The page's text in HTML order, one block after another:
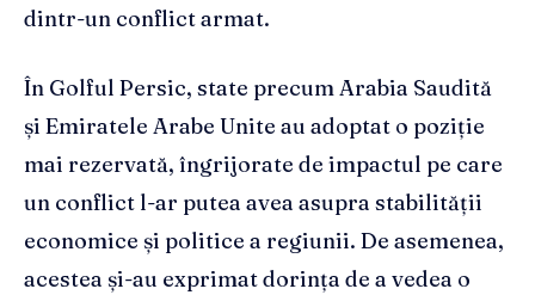
dintr-un conflict armat.
În Golful Persic, state precum Arabia Saudită
și Emiratele Arabe Unite au adoptat o poziție
mai rezervată, îngrijorate de impactul pe care
un conflict l-ar putea avea asupra stabilității
economice și politice a regiunii. De asemenea,
acestea și-au exprimat dorința de a vedea o